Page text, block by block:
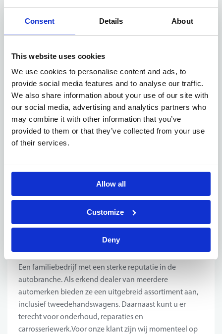
Consent Details About
This website uses cookies
We use cookies to personalise content and ads, to
provide social media features and to analyse our traffic.
We also share information about your use of our site with
our social media, advertising and analytics partners who
may combine it with other information that you’ve
provided to them or that they’ve collected from your use
of their services.
Allow all
Customize
Deny
Jouw profiel
eigenschappen:
Je bent in het bezit van eenrelevante werkervaring
als service advisor of parts advisor;
Technisch inzicht:inschatten hoe klein of groot het
onderhoud of herstellingen zijn;
Vlotte talenkennis
Je bent zeer klantgericht en service minded;
Een goede pc-kennis is noodzakelijk.
Het bedrijf
Onze klant is een gekende naam in de garagewereld.
Een familiebedrijf met een sterke reputatie in de
autobranche. Als erkend dealer van meerdere
automerken bieden ze een uitgebreid assortiment aan,
inclusief tweedehandswagens. Daarnaast kunt u er
terecht voor onderhoud, reparaties en
carrosseriewerk.Voor onze klant zijn wij momenteel op